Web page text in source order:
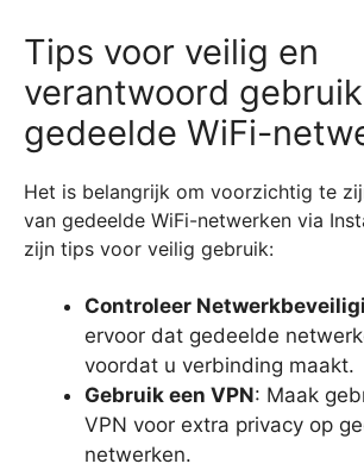
Tips voor veilig en
verantwoord
gedeelde WiFi-
Het is belangrijk om voorzichtig te
van gedeelde WiFi-netwerken via
zijn tips voor veilig gebruik:
Controleer
ervoor dat gedeelde
voordat u verbinding maakt.
Gebruik een VPN: Maak
VPN voor extra privacy op
netwerken.